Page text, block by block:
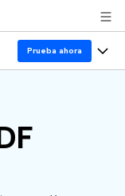
Prueba ahora